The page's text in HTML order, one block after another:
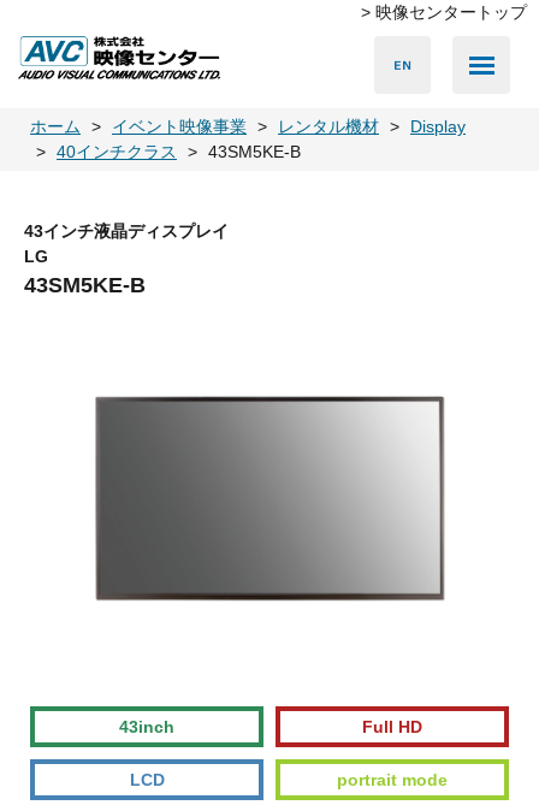
> 映像センタートップ
ホーム イベント映像事業 レンタル機材
Display
40インチクラス
43SM5KE-B
43インチ液晶ディスプレイ
LG
43SM5KE-B
43inch Full HD
LCD portrait mode